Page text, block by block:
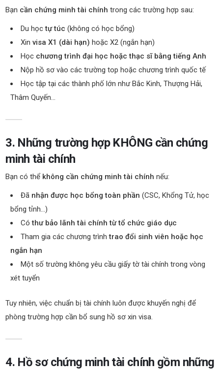
Bạn cần chứng minh tài chính trong các trường hợp sau:
Du họctự túc (không có học bổng)
Xinvisa X1 (dài hạn) hoặc X2 (ngắn hạn)
Học chương trình đại học hoặc thạc sĩ bằng tiếng Anh
Nộp hồ sơ vào các trường top hoặc chương trình quốc tế
Học tập tại các thành phố lớn như Bắc Kinh, Thượng Hải,
Thâm Quyến…
3. Những trường hợp KHÔNG cần chứng
minh tài chính
Bạn có thể không cần chứng minh tài chính nếu:
Đã nhận được học bổng toàn phần (CSC, Khổng Tử, học
bổng tỉnh…)
Cóthư bảo lãnh tài chính từ tổ chức giáo dục
Tham gia các chương trìnhtrao đổi sinh viên hoặc học
ngắn hạn
Một số trường không yêu cầu giấy tờ tài chính trong vòng
xét tuyển
Tuy nhiên, việc chuẩn bị tài chính luôn được khuyến nghị để
phòng trường hợp cần bổ sung hồ sơ xin visa.
4. Hồ sơ chứng minh tài chính gồm những